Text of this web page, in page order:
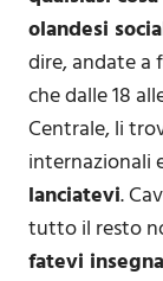
olandesi
dire, andate a
che dalle 18
Centrale, li
internazionali
lanciatevi.
tutto il resto
fatevi